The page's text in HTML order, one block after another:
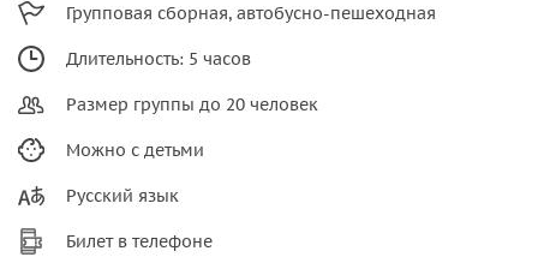
Групповая сборная, автобусно-пешеходная
Длительность: 5 часов
Размер группы до 20 человек
Можно с детьми
Русский язык
Билет в телефоне